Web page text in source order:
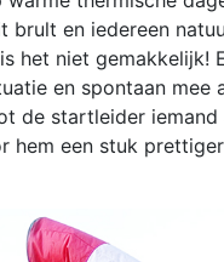
brult en iedereen
het niet gemakkelijk!
en spontaan mee
de startleider iemand
hem een stuk